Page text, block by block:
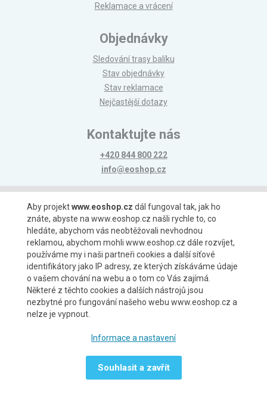
Reklamace a vrácení
Objednávky
Sledování trasy balíku
Stav objednávky
Stav reklamace
Nejčastější dotazy
Kontaktujte nás
+420 844 800 222
info@eoshop.cz
Možnosti platby
Možnosti dopravy
Aby projektwww.eoshop.cz dál fungoval tak, jak ho
znáte, abyste na www.eoshop.cz našli rychle to, co
hledáte, abychom vás neobtěžovali nevhodnou
reklamou, abychom mohli www.eoshop.cz dále rozvíjet,
používáme my i naši partneři cookies a další síťové
identifikátory jako IP adresy, ze kterých získáváme údaje
o vašem chování na webu a o tom co Vás zajímá.
Některé z těchto cookies a dalších nástrojů jsou
nezbytné pro fungování našeho webu www.eoshop.cz a
nelze je vypnout.
Informace a nastavení
Souhlasit a zavřít